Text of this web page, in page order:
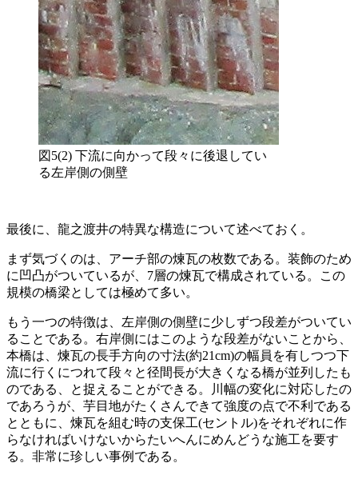
図5(2) 下流に向かって段々に後退してい
る左岸側の側壁
最後に、龍之渡井の特異な構造について述べておく。
まず気づくのは、アーチ部の煉瓦の枚数である。装飾のため
に凹凸がついているが、7層の煉瓦で構成されている。この
規模の橋梁としては極めて多い。
もう一つの特徴は、左岸側の側壁に少しずつ段差がついてい
ることである。右岸側にはこのような段差がないことから、
本橋は、煉瓦の長手方向の寸法(約21cm)の幅員を有しつつ下
流に行くにつれて段々と径間長が大きくなる橋が並列したも
のである、と捉えることができる。川幅の変化に対応したの
であろうが、芋目地がたくさんできて強度の点で不利である
とともに、煉瓦を組む時の支保工(セントル)をそれぞれに作
らなければいけないからたいへんにめんどうな施工を要す
る。非常に珍しい事例である。